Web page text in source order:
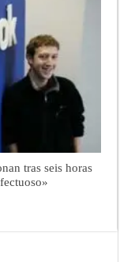
tras seis horas